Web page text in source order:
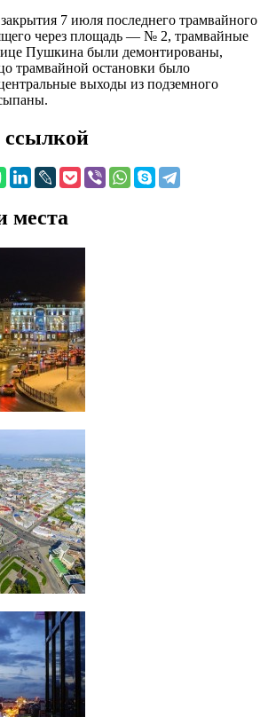
7 июля последнего трамвайного
через площадь — № 2, трамвайные
Пушкина были демонтированы,
трамвайной остановки было
выходы из подземного
ссылкой
места